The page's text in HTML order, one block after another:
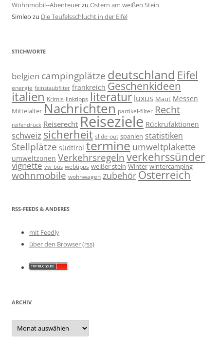
Wohnmobil--Abenteuerzu Ostern am weißen Stein
Simleo zu Die Teufelsschlucht in der Eifel
STICHWORTE
belgien campingplätze deutschland Eifel
energie feinstaubfilter frankreich Geschenkideen
italien Krimis linktipps literatur luxus Maut Messen
Mittelalter Nachrichten partikel-filter Recht
reifendruck Reiserecht Reiseziele Rückrufaktionen
schweiz sicherheit slide-out spanien statistiken
Stellplätze südtirol termine umweltplakette
umweltzonen Verkehrsregeln verkehrssünder
vignette vw-bus webtipps weißer stein Winter wintercamping
wohnmobile wohnwagen zubehör Österreich
RSS-FEEDS & ANDERES
mit Feedly
über den Browser (rss)
ARCHIV
Archiv